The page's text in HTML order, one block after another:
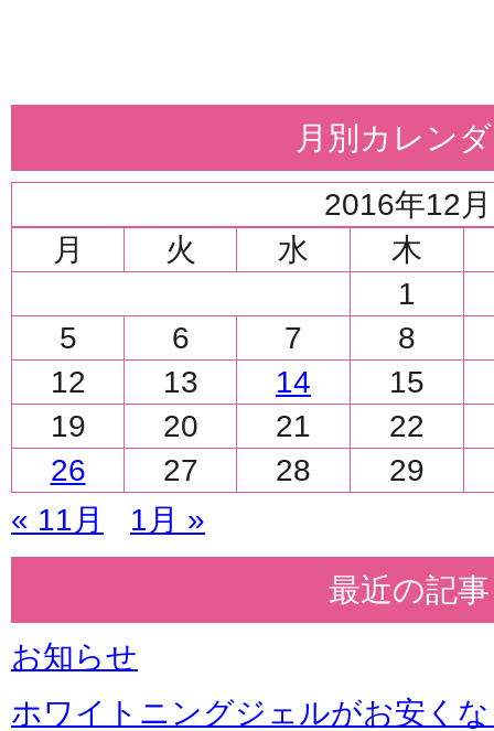
月別カレン
2016年12月
月
火 水
木
1
5
6 7
8
12
13 14
15
19
20 21
22
26
27 28 29
« 11月 1月 »
最近の記事
お知らせ
ホワイトニングジェルがお安く